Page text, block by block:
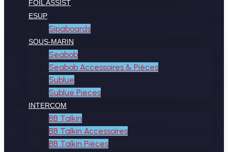
FOIL ASSIST
ESUP
Sipaboards
SOUS-MARIN
Seabob
Seabob Accessoires & Pièces
Sublue
Sublue Pieces
INTERCOM
BB Talkin
BB Talkin Accessoires
BB Talkin Pièces